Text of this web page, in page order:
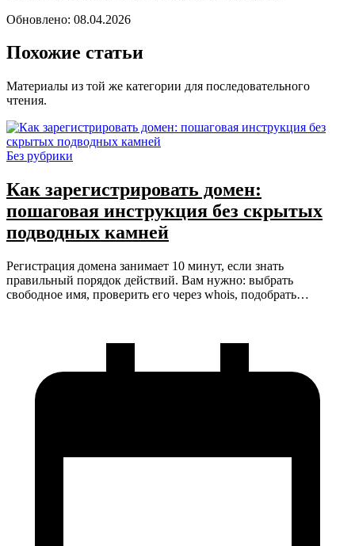
Обновлено: 08.04.2026
Похожие статьи
Материалы из той же категории для последовательного
чтения.
Без рубрики
Как зарегистрировать домен:
пошаговая инструкция без скрытых
подводных камней
Регистрация домена занимает 10 минут, если знать
правильный порядок действий. Вам нужно: выбрать
свободное имя, проверить его через whois, подобрать…